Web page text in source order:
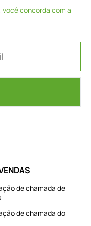
você concorda com a
de chamada de
de chamada do